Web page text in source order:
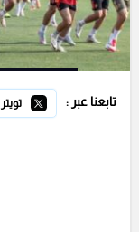
تابعنا عبر : تويتر